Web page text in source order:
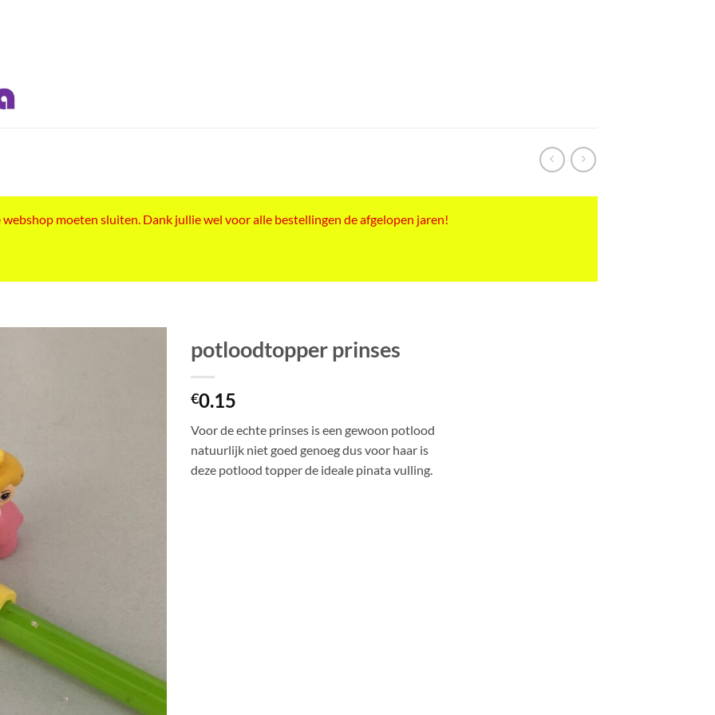
moeten sluiten. Dank jullie wel voor alle bestellingen de afgelopen jaren!
potloodtopper prinses
€0.15
Voor de echte prinses is een gewoon potlood
natuurlijk niet goed genoeg dus voor haar is
deze potlood topper de ideale pinata vulling.